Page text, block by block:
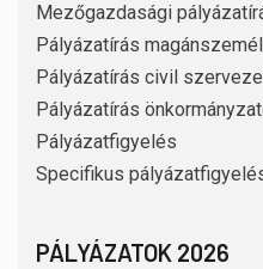
Mezőgazdasági
Pályázatírás
Pályázatírás civil
Pályázatírás
Pályázatfigyelés
Specifikus
PÁLYÁZATOK 2026